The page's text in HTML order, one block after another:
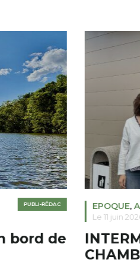
PUBLI-RÉDAC
bord de
EPOQUE,
Le 11 juin